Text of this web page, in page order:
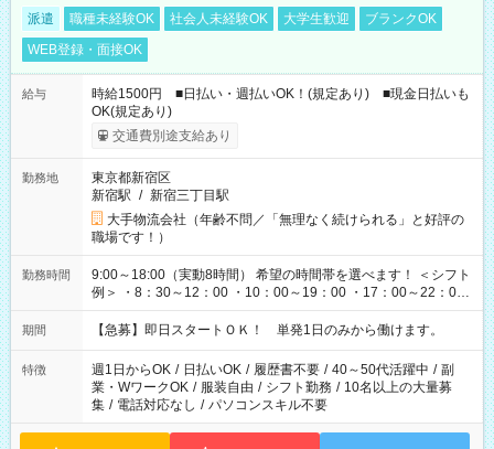
派遣 職種未経験OK 社会人未経験OK 大学生歓迎
ブランクOK
WEB登録・面接OK
給与
時給1500円 ■日払い・週払いOK！(規定あり) ■現金日払いも
OK(規定あり)
交通費別途支給あり
勤務地
東京都新宿区
新宿駅 / 新宿三丁目駅
大手物流会社（年齢不問／「無理なく続けられる」と好評の
職場です！）
勤務時間
9:00～18:00（実動8時間） 希望の時間帯を選べます！ ＜シフト
例＞ ・8：30～12：00 ・10：00～19：00 ・17：00～22：00
・13：00～22：00 ・22：00～翌6：00 など
期間 【急募】即日スタートＯＫ！ 単発1日のみから働けます。
特徴 週1日からOK / 日払いOK / 履歴書不要 / 40～50代活躍中 / 副
業・WワークOK / 服装自由 / シフト勤務 / 10名以上の大量募
集 / 電話対応なし / パソコンスキル不要